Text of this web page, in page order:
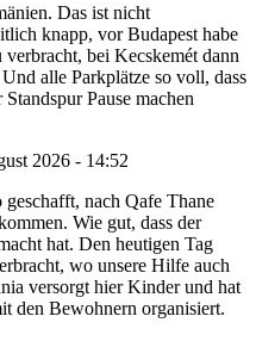
Das ist nicht
knapp, vor Budapest habe
bei Kecskemét dann
alle Parkplätze so voll, dass
Pause machen
2026 - 14:52
geschafft, nach Qafe Thane
Wie gut, dass der
hat. Den heutigen Tag
wo unsere Hilfe auch
versorgt hier Kinder und hat
den Bewohnern organisiert.